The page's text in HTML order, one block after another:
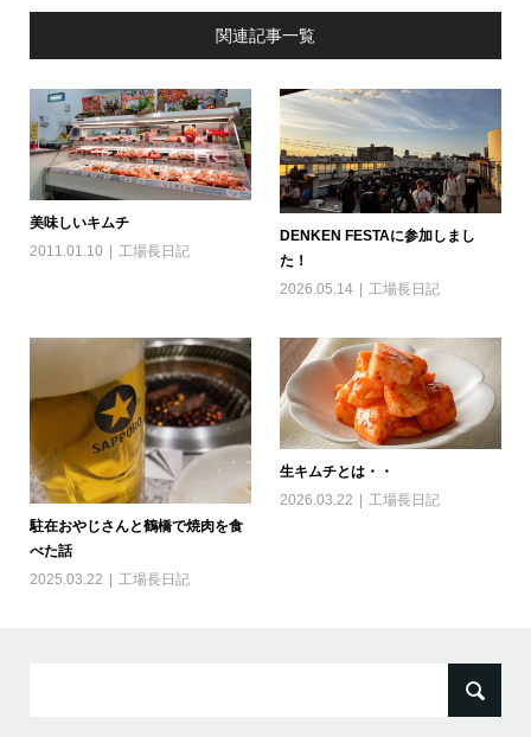
関連記事一覧
美味しいキムチ
2011.01.10
工場長日記
DENKEN FESTAに参加しまし
た！
2026.05.14
工場長日記
駐在おやじさんと鶴橋で焼肉を食
べた話
2025.03.22
工場長日記
生キムチとは・・
2026.03.22
工場長日記